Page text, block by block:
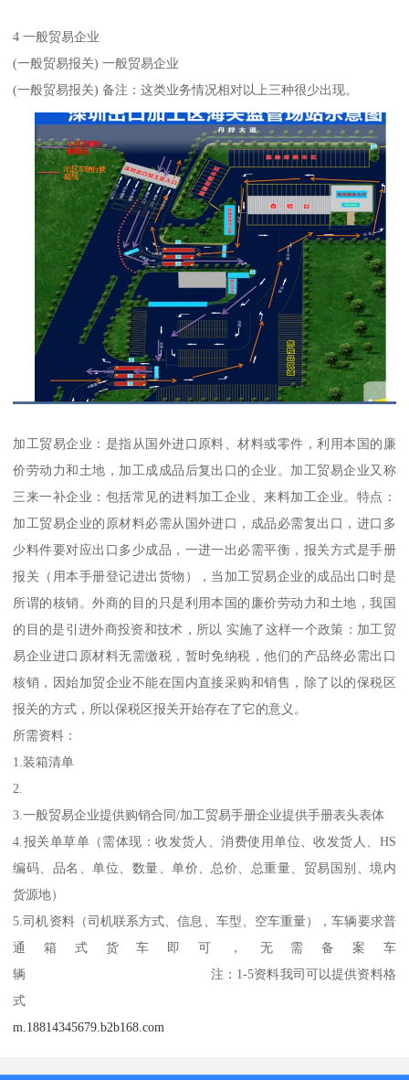
4 一般贸易企业
(一般贸易报关) 一般贸易企业
(一般贸易报关) 备注：这类业务情况相对以上三种很少出现。
加工贸易企业：是指从国外进口原料、材料或零件，利用本国的廉
价劳动力和土地，加工成成品后复出口的企业。加工贸易企业又称
三来一补企业：包括常见的进料加工企业、来料加工企业。特点：
加工贸易企业的原材料必需从国外进口，成品必需复出口，进口多
少料件要对应出口多少成品，一进一出必需平衡，报关方式是手册
报关（用本手册登记进出货物），当加工贸易企业的成品出口时是
所谓的核销。外商的目的只是利用本国的廉价劳动力和土地，我国
的目的是引进外商投资和技术，所以 实施了这样一个政策：加工贸
易企业进口原材料无需缴税，暂时免纳税，他们的产品终必需出口
核销，因始加贸企业不能在国内直接采购和销售，除了以的保税区
报关的方式，所以保税区报关开始存在了它的意义。
所需资料：
1.装箱清单
2.
3.一般贸易企业提供购销合同/加工贸易手册企业提供手册表头表体
4.报关单草单（需体现：收发货人、消费使用单位、收发货人、HS
编码、品名、单位、数量、单价、总价、总重量、贸易国别、境内
货源地）
5.司机资料（司机联系方式、信息、车型、空车重量），车辆要求普
通箱式货车即可，无需备案车
辆 注：1-5资料我司可以提供资料格
式
m.18814345679.b2b168.com